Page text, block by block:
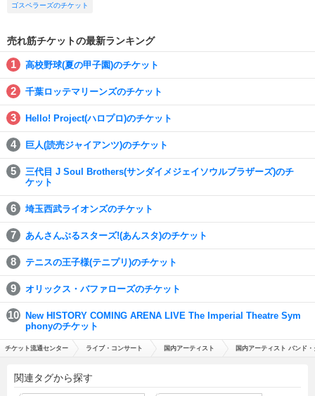
ゴスペラーズのチケット
売れ筋チケットの最新ランキング
高校野球(夏の甲子園)のチケット
千葉ロッテマリーンズのチケット
Hello! Project(ハロプロ)のチケット
巨人(読売ジャイアンツ)のチケット
三代目 J Soul Brothers(サンダイメジェイソウルブラザーズ)のチ
ケット
埼玉西武ライオンズのチケット
あんさんぶるスターズ!(あんスタ)のチケット
テニスの王子様(テニプリ)のチケット
オリックス・バファローズのチケット
New HISTORY COMING ARENA LIVE The Imperial Theatre Sym
phonyのチケット
チケット流通センター ライブ・コンサート 国内アーティスト 国内アーティスト バンド
関連タグから探す